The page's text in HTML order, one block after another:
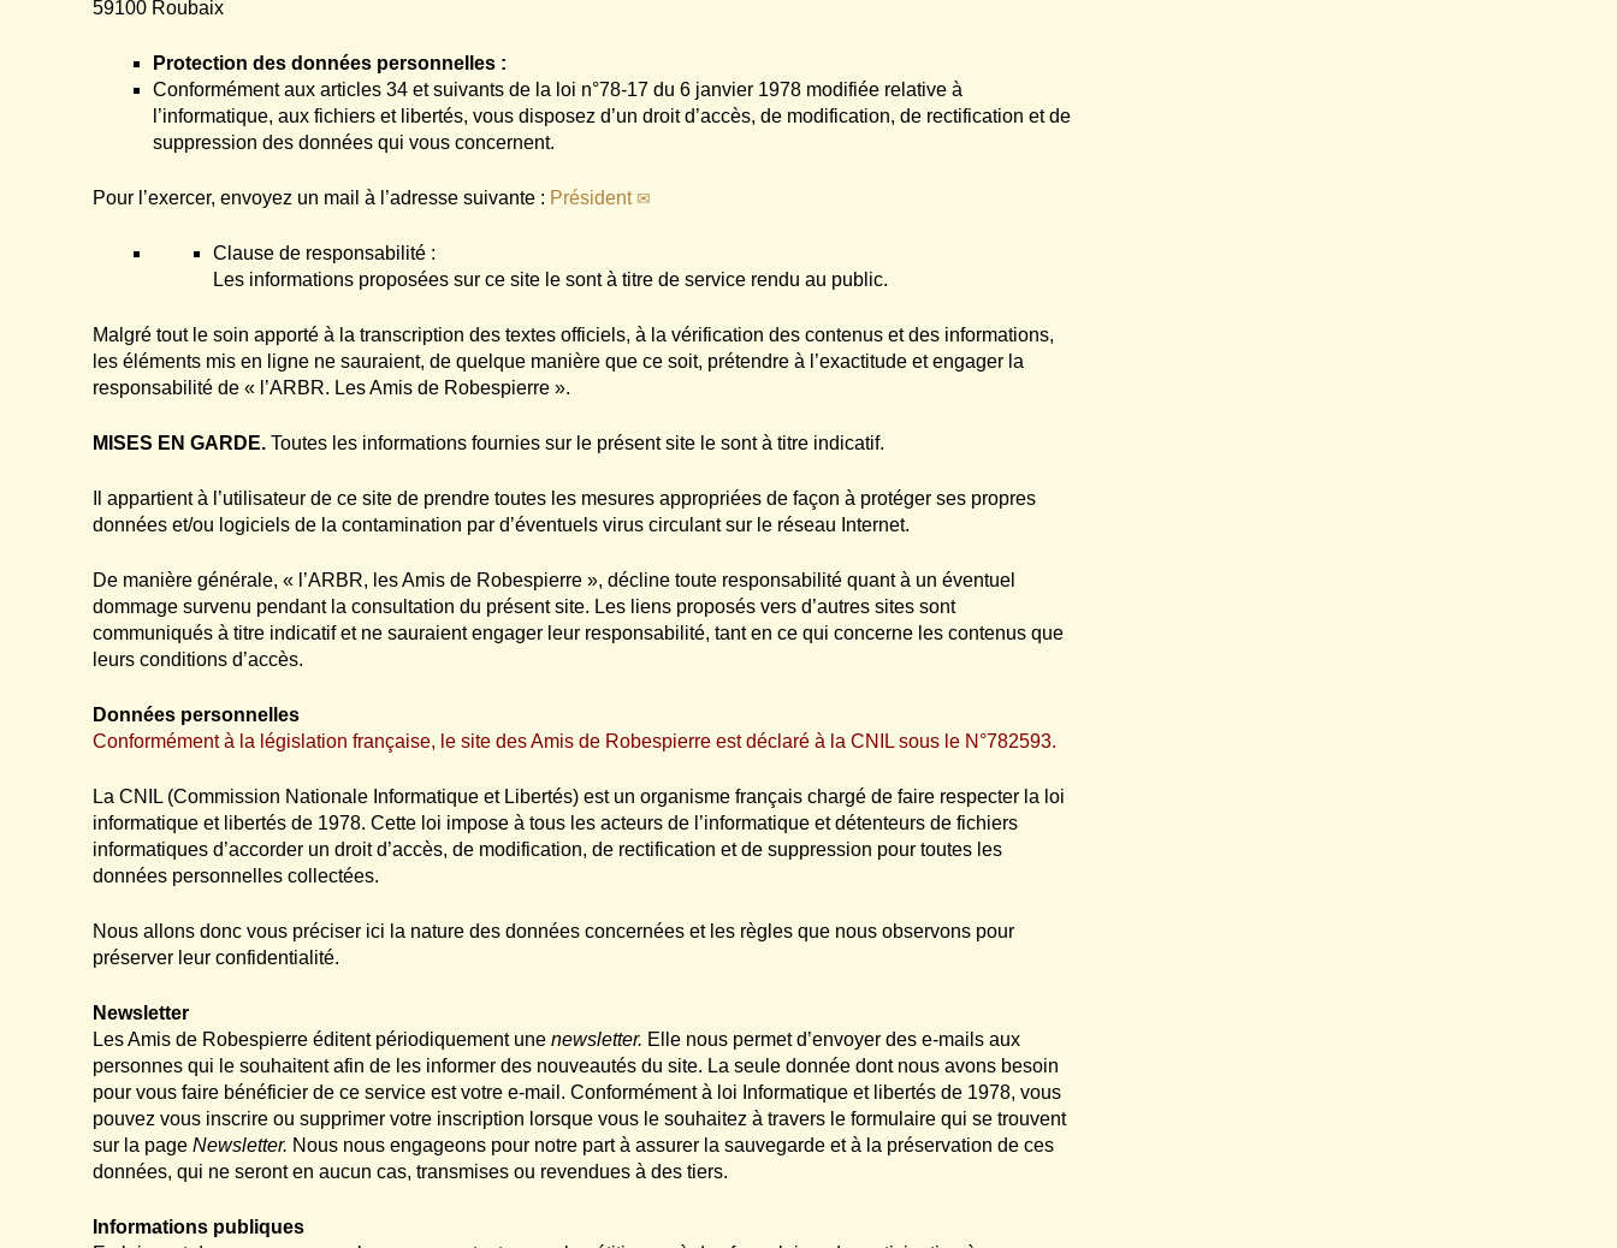
59100 Roubaix
Protection des données personnelles :
Conformément aux articles 34 et suivants de la loi n°78-17 du 6 janvier 1978 modifiée relative à
l’informatique, aux fichiers et libertés, vous disposez d’un droit d’accès, de modification, de rectification et de
suppression des données qui vous concernent.
Pour l’exercer, envoyez un mail à l’adresse suivante : Président
Clause de responsabilité :
Les informations proposées sur ce site le sont à titre de service rendu au public.
Malgré tout le soin apporté à la transcription des textes officiels, à la vérification des contenus et des informations,
les éléments mis en ligne ne sauraient, de quelque manière que ce soit, prétendre à l’exactitude et engager la
responsabilité de « l’ARBR. Les Amis de Robespierre ».
MISES EN GARDE. Toutes les informations fournies sur le présent site le sont à titre indicatif.
Il appartient à l’utilisateur de ce site de prendre toutes les mesures appropriées de façon à protéger ses propres
données et/ou logiciels de la contamination par d’éventuels virus circulant sur le réseau Internet.
De manière générale, « l’ARBR, les Amis de Robespierre », décline toute responsabilité quant à un éventuel
dommage survenu pendant la consultation du présent site. Les liens proposés vers d’autres sites sont
communiqués à titre indicatif et ne sauraient engager leur responsabilité, tant en ce qui concerne les contenus que
leurs conditions d’accès.
Données personnelles
Conformément à la législation française, le site des Amis de Robespierre est déclaré à la CNIL sous le N°782593.
La CNIL (Commission Nationale Informatique et Libertés) est un organisme français chargé de faire respecter la loi
informatique et libertés de 1978. Cette loi impose à tous les acteurs de l’informatique et détenteurs de fichiers
informatiques d’accorder un droit d’accès, de modification, de rectification et de suppression pour toutes les
données personnelles collectées.
Nous allons donc vous préciser ici la nature des données concernées et les règles que nous observons pour
préserver leur confidentialité.
Newsletter
Les Amis de Robespierre éditent périodiquement une newsletter. Elle nous permet d’envoyer des e-mails aux
personnes qui le souhaitent afin de les informer des nouveautés du site. La seule donnée dont nous avons besoin
pour vous faire bénéficier de ce service est votre e-mail. Conformément à loi Informatique et libertés de 1978, vous
pouvez vous inscrire ou supprimer votre inscription lorsque vous le souhaitez à travers le formulaire qui se trouvent
sur la pageNewsletter. Nous nous engageons pour notre part à assurer la sauvegarde et à la préservation de ces
données, qui ne seront en aucun cas, transmises ou revendues à des tiers.
Informations publiques